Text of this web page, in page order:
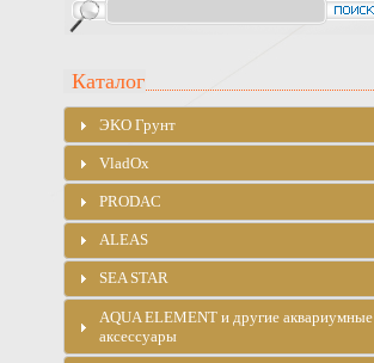
Каталог
ЭKO Грунт
VladOx
PRODAC
ALEAS
SEA STAR
AQUA ELEMENT и другие аквариумные
аксессуары